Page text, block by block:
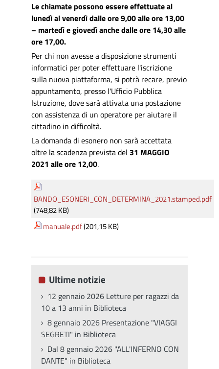
Le chiamate possono essere effettuate al
lunedì al venerdì dalle ore 9,00 alle ore 13,00
– martedì e giovedì anche dalle ore 14,30 alle
ore 17,00.
Per chi non avesse a disposizione strumenti
informatici per poter effettuare l'iscrizione
sulla nuova piattaforma, si potrà recare, previo
appuntamento, presso l'Ufficio Pubblica
Istruzione, dove sarà attivata una postazione
con assistenza di un operatore per aiutare il
cittadino in difficoltà.
La domanda di esonero non sarà accettata
oltre la scadenza prevista del 31 MAGGIO
2021 alle ore 12,00.
BANDO_ESONERI_CON_DETERMINA_2021.stamped.pdf
(748,82 KB)
manuale.pdf(201,15 KB)
Ultime notizie
12 gennaio 2026 Letture per ragazzi da
10 a 13 anni in Biblioteca
8 gennaio 2026 Presentazione "VIAGGI
SEGRETI" in Biblioteca
Dal 8 gennaio 2026 "ALL'INFERNO CON
DANTE" in Biblioteca